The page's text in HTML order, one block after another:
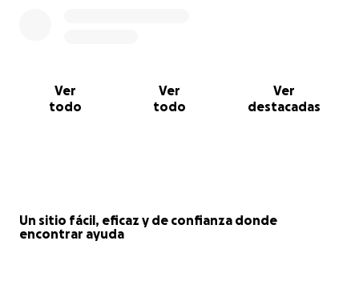
Ver
todo
Ver
todo
Ver
destacadas
Un sitio fácil, eficaz y de confianza donde
encontrar ayuda